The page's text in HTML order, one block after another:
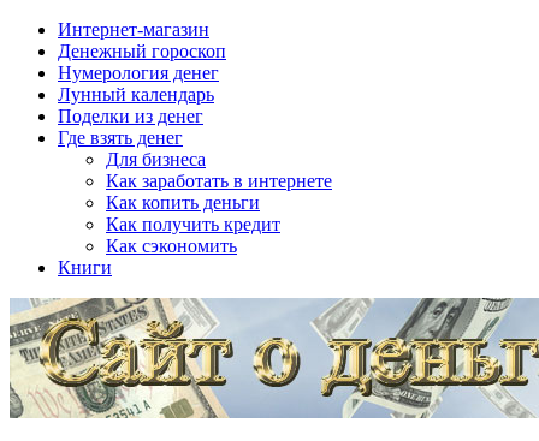
Интернет-магазин
Денежный гороскоп
Нумерология денег
Лунный календарь
Поделки из денег
Где взять денег
Для бизнеса
Как заработать в интернете
Как копить деньги
Как получить кредит
Как сэкономить
Книги